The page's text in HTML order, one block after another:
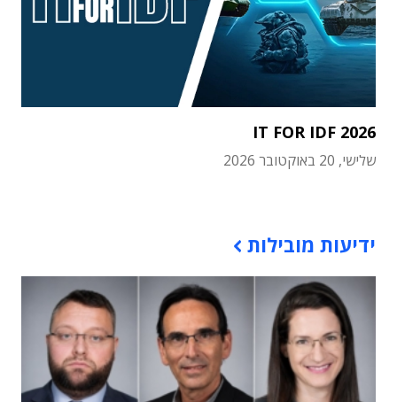
IT FOR IDF 2026
שלישי, 20 באוקטובר 2026
ידיעות מובילות